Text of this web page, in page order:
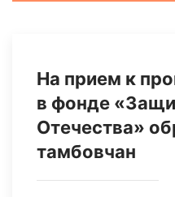
На прием к
в фонде
Отечества»
тамбовчан